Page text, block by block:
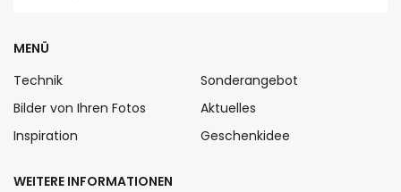
MENÜ
Technik
Bilder von Ihren Fotos
Inspiration
Sonderangebot
Aktuelles
Geschenkidee
WEITERE INFORMATIONEN